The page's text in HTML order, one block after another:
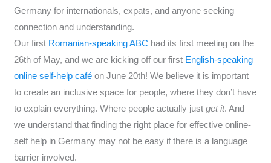
Germany for internationals, expats, and anyone seeking
connection and understanding.
Our first Romanian-speaking ABC had its first meeting on the
26th of May, and we are kicking off our first English-speaking
online self-help café on June 20th! We believe it is important
to create an inclusive space for people, where they don’t have
to explain everything. Where people actually justget it. And
we understand that finding the right place for effective online-
self help in Germany may not be easy if there is a language
barrier involved.